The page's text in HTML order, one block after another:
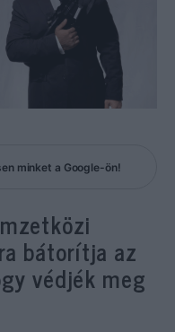
minket a Google-ön!
bátorítja az
védjék meg